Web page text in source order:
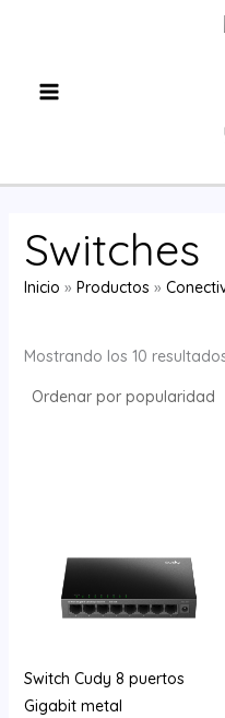
Switches
Inicio Productos
Mostrando los 10
Switch Cudy 8 puertos
Gigabit metal